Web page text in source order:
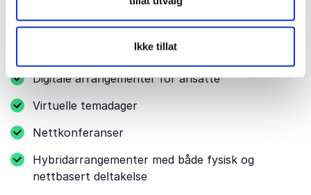
Ikke tillat
Andre relevante anledninger
Digitale arrangementer for ansatte
Virtuelle temadager
Nettkonferanser
Hybridarrangementer med både fysisk og
nettbasert deltakelse